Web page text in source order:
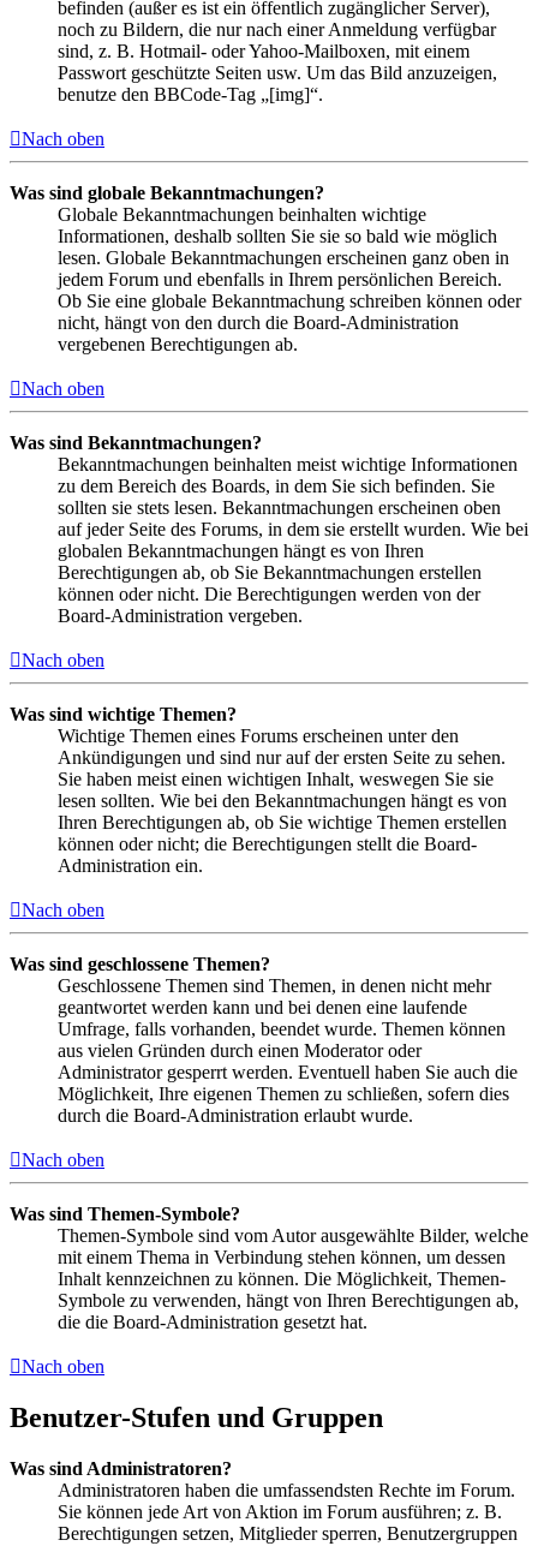
befinden (außer es ist ein öffentlich zugänglicher Server),
noch zu Bildern, die nur nach einer Anmeldung verfügbar
sind, z. B. Hotmail- oder Yahoo-Mailboxen, mit einem
Passwort geschützte Seiten usw. Um das Bild anzuzeigen,
benutze den BBCode-Tag „[img]“.
Nach oben
Was sind globale Bekanntmachungen?
Globale Bekanntmachungen beinhalten wichtige
Informationen, deshalb sollten Sie sie so bald wie möglich
lesen. Globale Bekanntmachungen erscheinen ganz oben in
jedem Forum und ebenfalls in Ihrem persönlichen Bereich.
Ob Sie eine globale Bekanntmachung schreiben können oder
nicht, hängt von den durch die Board-Administration
vergebenen Berechtigungen ab.
Nach oben
Was sind Bekanntmachungen?
Bekanntmachungen beinhalten meist wichtige Informationen
zu dem Bereich des Boards, in dem Sie sich befinden. Sie
sollten sie stets lesen. Bekanntmachungen erscheinen oben
auf jeder Seite des Forums, in dem sie erstellt wurden. Wie bei
globalen Bekanntmachungen hängt es von Ihren
Berechtigungen ab, ob Sie Bekanntmachungen erstellen
können oder nicht. Die Berechtigungen werden von der
Board-Administration vergeben.
Nach oben
Was sind wichtige Themen?
Wichtige Themen eines Forums erscheinen unter den
Ankündigungen und sind nur auf der ersten Seite zu sehen.
Sie haben meist einen wichtigen Inhalt, weswegen Sie sie
lesen sollten. Wie bei den Bekanntmachungen hängt es von
Ihren Berechtigungen ab, ob Sie wichtige Themen erstellen
können oder nicht; die Berechtigungen stellt die Board-
Administration ein.
Nach oben
Was sind geschlossene Themen?
Geschlossene Themen sind Themen, in denen nicht mehr
geantwortet werden kann und bei denen eine laufende
Umfrage, falls vorhanden, beendet wurde. Themen können
aus vielen Gründen durch einen Moderator oder
Administrator gesperrt werden. Eventuell haben Sie auch die
Möglichkeit, Ihre eigenen Themen zu schließen, sofern dies
durch die Board-Administration erlaubt wurde.
Nach oben
Was sind Themen-Symbole?
Themen-Symbole sind vom Autor ausgewählte Bilder, welche
mit einem Thema in Verbindung stehen können, um dessen
Inhalt kennzeichnen zu können. Die Möglichkeit, Themen-
Symbole zu verwenden, hängt von Ihren Berechtigungen ab,
die die Board-Administration gesetzt hat.
Nach oben
Benutzer-Stufen und Gruppen
Was sind Administratoren?
Administratoren haben die umfassendsten Rechte im Forum.
Sie können jede Art von Aktion im Forum ausführen; z. B.
Berechtigungen setzen, Mitglieder sperren, Benutzergruppen